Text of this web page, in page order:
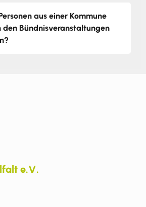
aus einer Kommune
den Bündnisveranstaltungen
e.V.